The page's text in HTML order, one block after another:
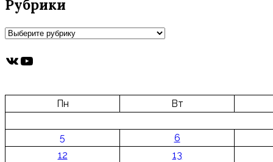
Рубрики
Рубрики
ВКонтакте
YouTube
Пн
Вт
5
6
12
13